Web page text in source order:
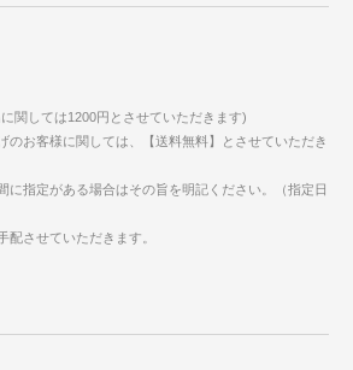
関しては1200円とさせていただきます)
のお客様に関しては、【送料無料】とさせていただき
に指定がある場合はその旨を明記ください。（指定日
配させていただきます。